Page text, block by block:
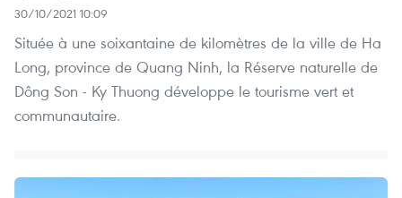
30/10/2021 10:09
Située à une soixantaine de kilomètres de la ville de Ha
Long, province de Quang Ninh, la Réserve naturelle de
Dông Son - Ky Thuong développe le tourisme vert et
communautaire.